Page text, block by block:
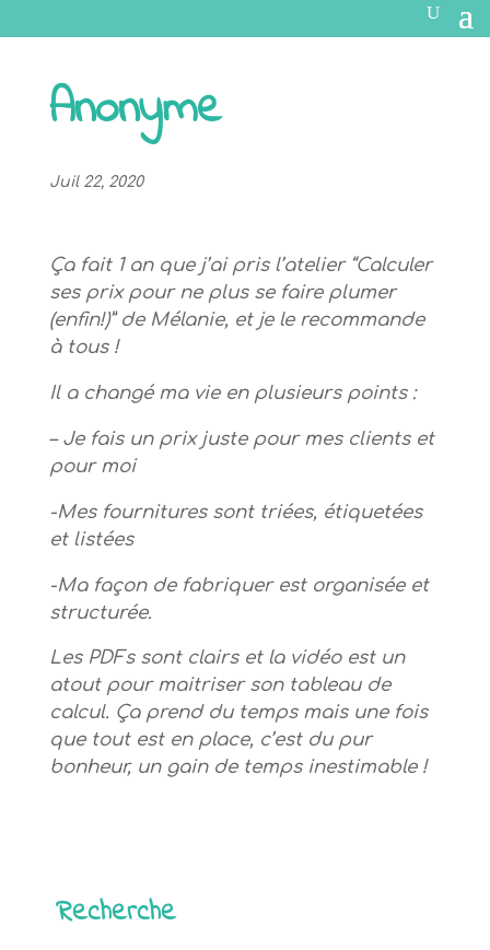
Anonyme
Juil 22, 2020
Ça fait 1 an que j’ai pris l’atelier “Calculer
ses prix pour ne plus se faire plumer
(enfin!)” de Mélanie, et je le recommande
à tous !
Il a changé ma vie en plusieurs points :
– Je fais un prix juste pour mes clients et
pour moi
-Mes fournitures sont triées, étiquetées
et listées
-Ma façon de fabriquer est organisée et
structurée.
Les PDFs sont clairs et la vidéo est un
atout pour maitriser son tableau de
calcul. Ça prend du temps mais une fois
que tout est en place, c’est du pur
bonheur, un gain de temps inestimable !
Recherche